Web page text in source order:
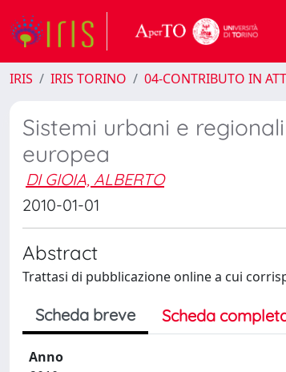
IRIS IRIS TORINO 04-CONTRIBUTO IN
Sistemi urbani e
europea
DI GIOIA, ALBERTO
2010-01-01
Abstract
Trattasi di pubblicazione online a cui
Scheda breve Scheda
Anno